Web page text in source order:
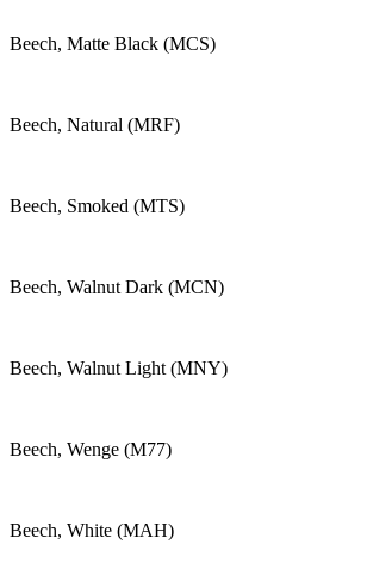
Beech, Matte Black (MCS)
Beech, Natural (MRF)
Beech, Smoked (MTS)
Beech, Walnut Dark (MCN)
Beech, Walnut Light (MNY)
Beech, Wenge (M77)
Beech, White (MAH)